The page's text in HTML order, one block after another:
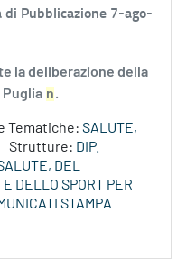
di Pubblicazione 7-ago-
la deliberazione della
Puglia n.
Tematiche: SALUTE,
Strutture: DIP.
DEL
DELLO SPORT PER
STAMPA